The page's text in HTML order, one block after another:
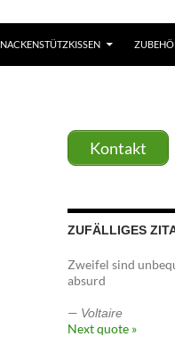
NACKENSTÜTZKISSEN
Kontakt
ZUFÄLLIGES
Zweifel sind
absurd
— Voltaire
Next quote »